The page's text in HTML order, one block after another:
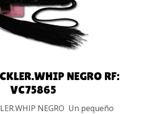
NEGRO RF:
VC75865
NEGRO Un pequeño